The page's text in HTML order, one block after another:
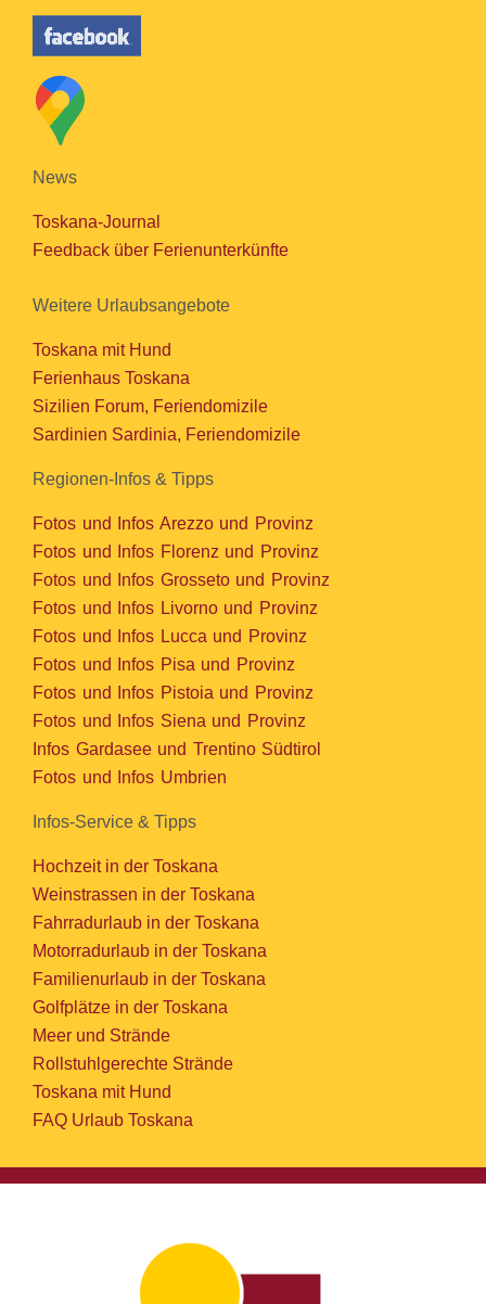
News
Toskana-Journal
Feedback über Ferienunterkünfte
Weitere Urlaubsangebote
Toskana mit Hund
Ferienhaus Toskana
Sizilien Forum, Feriendomizile
Sardinien Sardinia, Feriendomizile
Regionen-Infos & Tipps
Fotos und Infos Arezzo und Provinz
Fotos und Infos Florenz und Provinz
Fotos und Infos Grosseto und Provinz
Fotos und Infos Livorno und Provinz
Fotos und Infos Lucca und Provinz
Fotos und Infos Pisa und Provinz
Fotos und Infos Pistoia und Provinz
Fotos und Infos Siena und Provinz
Infos Gardasee und Trentino Südtirol
Fotos und Infos Umbrien
Infos-Service & Tipps
Hochzeit in der Toskana
Weinstrassen in der Toskana
Fahrradurlaub in der Toskana
Motorradurlaub in der Toskana
Familienurlaub in der Toskana
Golfplätze in der Toskana
Meer und Strände
Rollstuhlgerechte Strände
Toskana mit Hund
FAQ Urlaub Toskana